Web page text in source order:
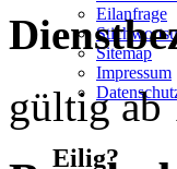
Eilanfrage
Sitemap
Impressum
Eilig?
gültig ab